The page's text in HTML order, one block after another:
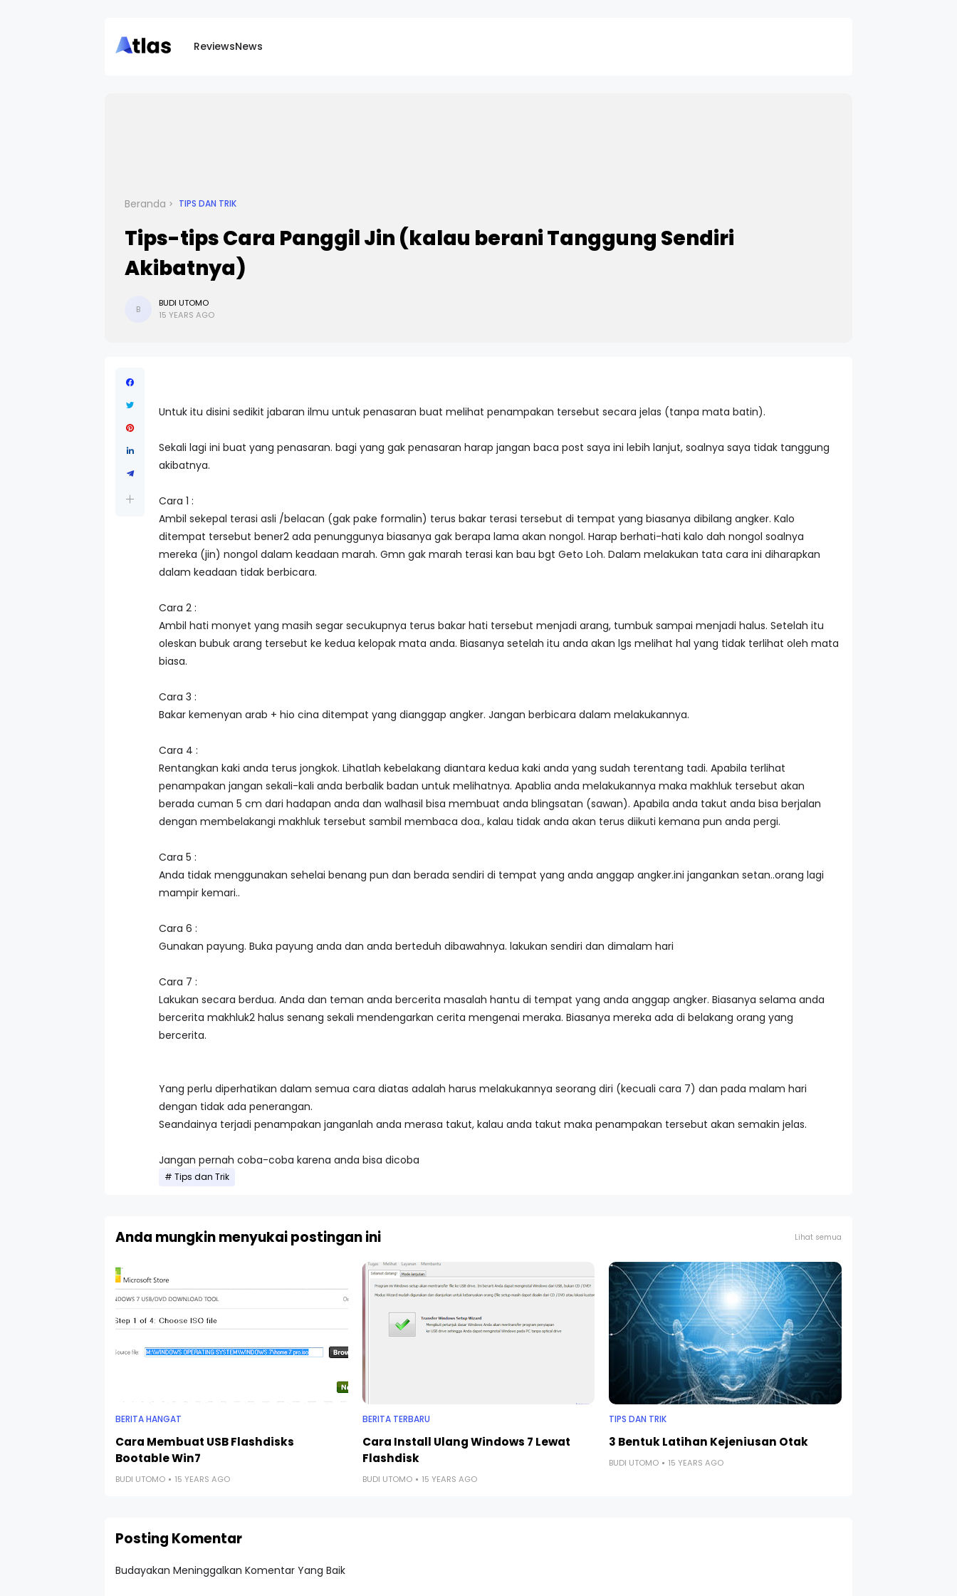
ReviewsNews
Beranda TIPS DAN TRIK
Tips-tips Cara Panggil Jin (kalau berani Tanggung Sendiri
Akibatnya)
B
BUDI UTOMO
15 YEARS AGO
Untuk itu disini sedikit jabaran ilmu untuk penasaran buat melihat penampakan tersebut secara jelas (tanpa mata batin).
Sekali lagi ini buat yang penasaran. bagi yang gak penasaran harap jangan baca post saya ini lebih lanjut, soalnya saya tidak tanggung
akibatnya.
Cara 1 :
Ambil sekepal terasi asli /belacan (gak pake formalin) terus bakar terasi tersebut di tempat yang biasanya dibilang angker. Kalo
ditempat tersebut bener2 ada penunggunya biasanya gak berapa lama akan nongol. Harap berhati-hati kalo dah nongol soalnya
mereka (jin) nongol dalam keadaan marah. Gmn gak marah terasi kan bau bgt Geto Loh. Dalam melakukan tata cara ini diharapkan
dalam keadaan tidak berbicara.
Cara 2 :
Ambil hati monyet yang masih segar secukupnya terus bakar hati tersebut menjadi arang, tumbuk sampai menjadi halus. Setelah itu
oleskan bubuk arang tersebut ke kedua kelopak mata anda. Biasanya setelah itu anda akan lgs melihat hal yang tidak terlihat oleh mata
biasa.
Cara 3 :
Bakar kemenyan arab + hio cina ditempat yang dianggap angker. Jangan berbicara dalam melakukannya.
Cara 4 :
Rentangkan kaki anda terus jongkok. Lihatlah kebelakang diantara kedua kaki anda yang sudah terentang tadi. Apabila terlihat
penampakan jangan sekali-kali anda berbalik badan untuk melihatnya. Apablia anda melakukannya maka makhluk tersebut akan
berada cuman 5 cm dari hadapan anda dan walhasil bisa membuat anda blingsatan (sawan). Apabila anda takut anda bisa berjalan
dengan membelakangi makhluk tersebut sambil membaca doa., kalau tidak anda akan terus diikuti kemana pun anda pergi.
Cara 5 :
Anda tidak menggunakan sehelai benang pun dan berada sendiri di tempat yang anda anggap angker.ini jangankan setan..orang lagi
mampir kemari..
Cara 6 :
Gunakan payung. Buka payung anda dan anda berteduh dibawahnya. lakukan sendiri dan dimalam hari
Cara 7 :
Lakukan secara berdua. Anda dan teman anda bercerita masalah hantu di tempat yang anda anggap angker. Biasanya selama anda
bercerita makhluk2 halus senang sekali mendengarkan cerita mengenai meraka. Biasanya mereka ada di belakang orang yang
bercerita.
Yang perlu diperhatikan dalam semua cara diatas adalah harus melakukannya seorang diri (kecuali cara 7) dan pada malam hari
dengan tidak ada penerangan.
Seandainya terjadi penampakan janganlah anda merasa takut, kalau anda takut maka penampakan tersebut akan semakin jelas.
Jangan pernah coba-coba karena anda bisa dicoba
Tips dan Trik
Anda mungkin menyukai postingan ini Lihat semua
BERITA HANGAT
Cara Membuat USB Flashdisks
Bootable Win7
BUDI UTOMO 15 YEARS AGO
BERITA TERBARU
Cara Install Ulang Windows 7 Lewat
Flashdisk
BUDI UTOMO 15 YEARS AGO
TIPS DAN TRIK
3 Bentuk Latihan Kejeniusan Otak
BUDI UTOMO 15 YEARS AGO
Posting Komentar
Budayakan Meninggalkan Komentar Yang Baik